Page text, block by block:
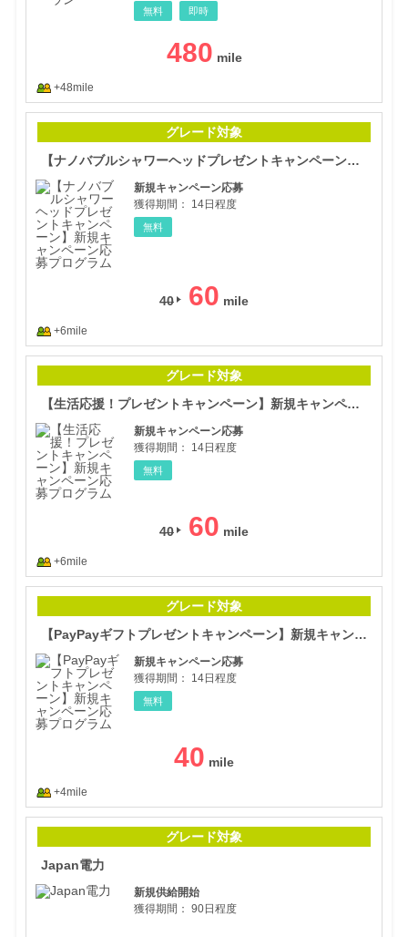
無料 即時
480
+48mile
グレード対象
【ナノバブルシャワーヘッドプレゼントキャンペーン】新規キャンペーン応募プログラム
新規キャンペーン応募
獲得期間：
14日程度
無料
40 60
+6mile
グレード対象
【生活応援！プレゼントキャンペーン】新規キャンペーン応募プログラム
新規キャンペーン応募
獲得期間：
14日程度
無料
40 60
+6mile
グレード対象
【PayPayギフトプレゼントキャンペーン】新規キャンペーン応募プログラム
新規キャンペーン応募
獲得期間：
14日程度
無料
40
+4mile
グレード対象
Japan電力
新規供給開始
獲得期間： 90日程度